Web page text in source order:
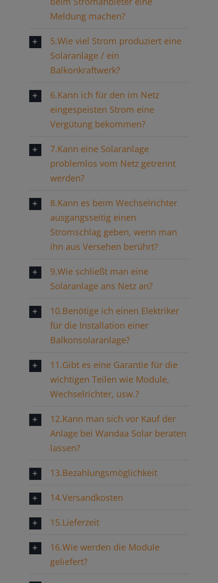
Meldung machen?
5.Wie viel Strom produziert eine
Solaranlage / ein
Balkonkraftwerk?
6.Kann ich für den im Netz
eingespeisten Strom eine
Vergütung bekommen?
7.Kann eine Solaranlage
problemlos vom Netz getrennt
werden?
8.Kann es beim Wechselrichter
ausgangsseitig einen
Stromschlag geben, wenn man
ihn aus Versehen berührt?
9.Wie schließt man eine
Solaranlage ans Netz an?
10.Benötige ich einen Elektriker
für die Installation einer
Balkonsolaranlage?
11.Gibt es eine Garantie für die
wichtigen Teilen wie Module,
Wechselrichter, usw.?
12.Kann man sich vor Kauf der
Anlage bei Wandaa Solar beraten
lassen?
13.Bezahlungsmöglichkeit
14.Versandkosten
15.Lieferzeit
16.Wie werden die Module
geliefert?